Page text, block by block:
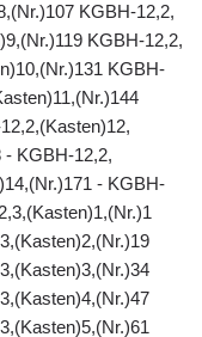
KGBH-12,2,
KGBH-12,2,
KGBH-
- KGBH-12,2,
- KGBH-